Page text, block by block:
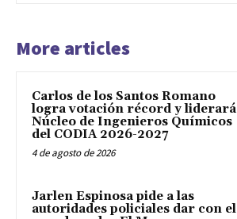
More articles
Carlos de los Santos Romano
logra votación récord y liderará
Núcleo de Ingenieros Químicos
del CODIA 2026-2027
4 de agosto de 2026
Jarlen Espinosa pide a las
autoridades policiales dar con el